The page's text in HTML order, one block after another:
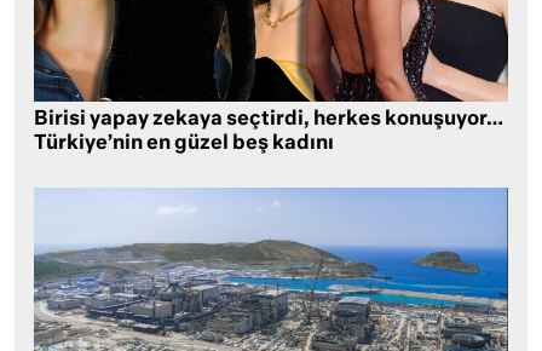
Birisi yapay zekaya seçtirdi, herkes konuşuyor…
Türkiye’nin en güzel beş kadını